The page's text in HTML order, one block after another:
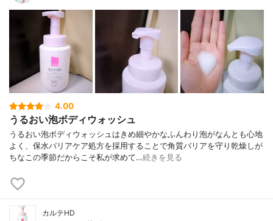
4.00
うるおい泡ボディウォッシュ
うるおい泡ボディウォッシュはきめ細やかなふんわり泡がなんとも心地
よく、保水バリアケア処方を採用することで角質バリアを守り乾燥しが
ちなこの季節だからこそ私が求めて…続きを見る
カルテHD